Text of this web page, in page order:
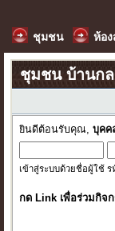
ชุมชน ห้อ
ชุมชน บ้านก
ยินดีต้อนรับคุณ,บุคค
เข้าสู่ระบบด้วยชื่อผู้ใช้
กด Link เพื่อร่วมกิจ